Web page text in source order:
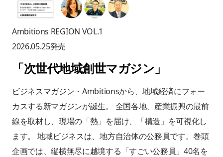
Ambitions REGION VOL.1
2026.05.25発売
「 次世代地域創世マガジン 」
ビジネスマガジン・Ambitionsから、地域経済にフォー
カスする新マガジンが誕生。 全国各地、産業振興の最前
線を取材し、現場の「熱」を届け、「構造」を可視化し
ます。 地域ビジネスは、地方自治体の公務員です。巻頭
企画では、縦横無尽に越境する「すごい公務員」40名を